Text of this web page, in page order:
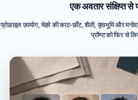
एक अवतार संक्षिप्त से
प्रोफ़ाइल उपयोग, चेहरे की काट-छाँट, शैली, पृष्ठभूमि और
प्रॉम्प्ट को फिर से